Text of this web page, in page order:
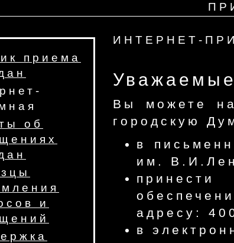
приема
об
и
ИНТЕРНЕТ-
Вы можете
городскую
в
им.
адресу:
в